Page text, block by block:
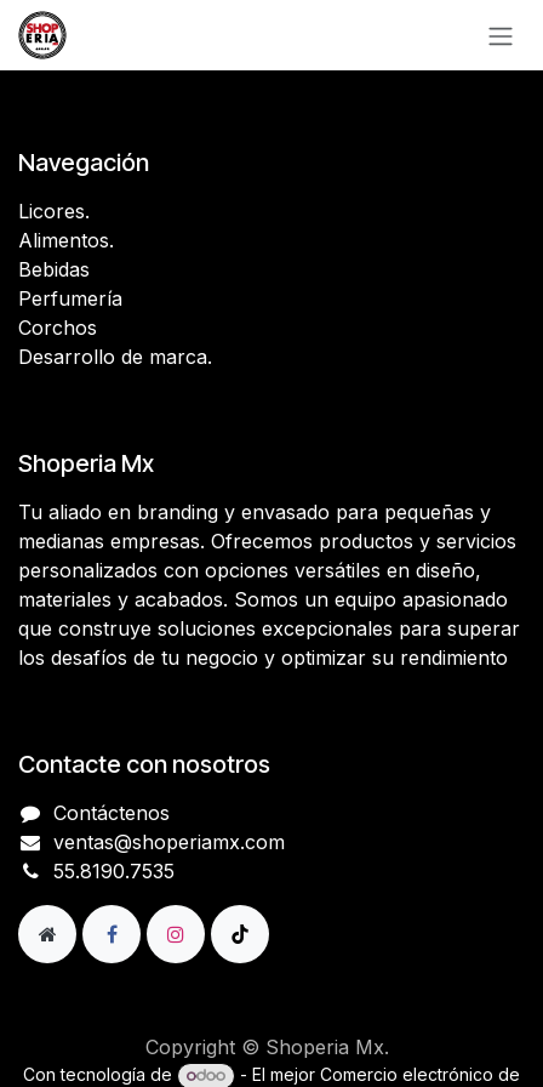
Ir al contenido
Navegación
Licores.
Alimentos.
Bebidas
Perfumería
Corchos
Desarrollo de marca.
Shoperia Mx
Tu aliado en branding y envasado para pequeñas y
medianas empresas. Ofrecemos productos y servicios
personalizados con opciones versátiles en diseño,
materiales y acabados. Somos un equipo apasionado
que construye soluciones excepcionales para superar
los desafíos de tu negocio y optimizar su rendimiento
Contacte con nosotros
Contáctenos
ventas@shoperiamx.com
​​​​​​​​​​​5​5​.​8​1​9​0​.​7​5​3​5
Copyright © Shoperia Mx.
Con tecnología de - El mejorComercio electrónico de